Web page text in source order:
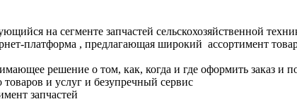
на сегменте запчастей сельскохозяйственной
платформа , предлагающая широкий ассортимент
решение о том, как, когда и где оформить заказ и
и услуг и безупречный сервис
запчастей